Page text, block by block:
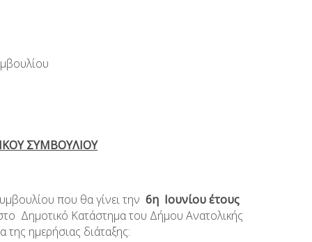
ΣΥΜΒΟΥΛΙΟΥ
που θα γίνει την6η Ιουνίου έτους
Δημοτικό Κατάστημα του Δήμου Ανατολικής
ημερήσιας διάταξης: